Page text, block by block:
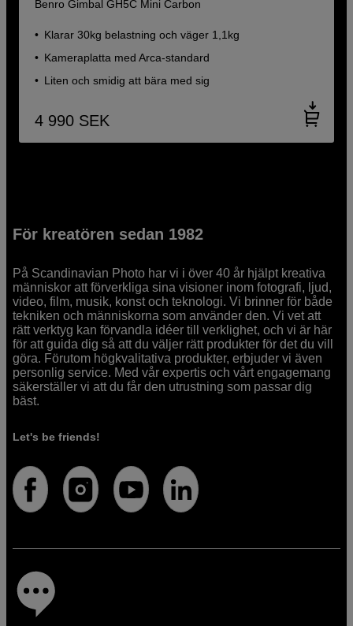
Benro Gimbal GH5C Mini Carbon
Klarar 30kg belastning och väger 1,1kg
Kameraplatta med Arca-standard
Liten och smidig att bära med sig
4 990 SEK
För kreatören sedan 1982
På Scandinavian Photo har vi i över 40 år hjälpt kreativa
människor att förverkliga sina visioner inom fotografi, ljud,
video, film, musik, konst och teknologi. Vi brinner för både
tekniken och människorna som använder den. Vi vet att
rätt verktyg kan förvandla idéer till verklighet, och vi är här
för att guida dig så att du väljer rätt produkter för det du vill
göra. Förutom högkvalitativa produkter, erbjuder vi även
personlig service. Med vår expertis och vårt engagemang
säkerställer vi att du får den utrustning som passar dig
bäst.
Let's be friends!